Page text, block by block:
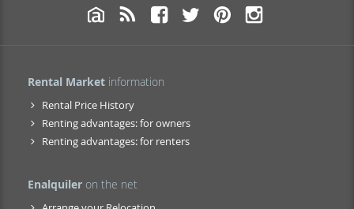
Rental Market information
Rental Price History
Renting advantages: for owners
Renting advantages: for renters
Enalquiler on the net